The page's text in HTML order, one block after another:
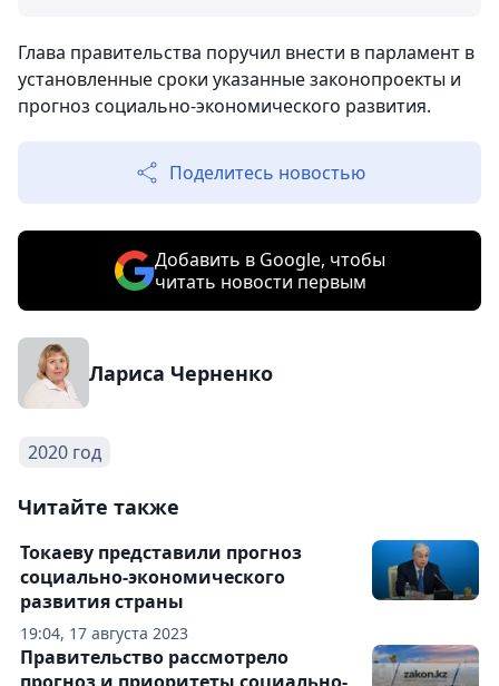
Глава правительства поручил внести в парламент в
установленные сроки указанные законопроекты и
прогноз социально-экономического развития.
Поделитесь новостью
Добавить в Google, чтобы
читать новости первым
Лариса Черненко
2020 год
Читайте также
19:04, 17 августа 2023
Токаеву представили прогноз
социально-экономического
развития страны
Правительство рассмотрело